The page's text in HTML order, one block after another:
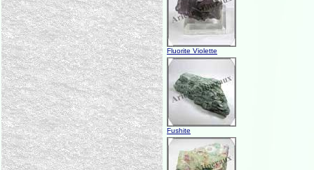
Fluorite Violette
Fushite